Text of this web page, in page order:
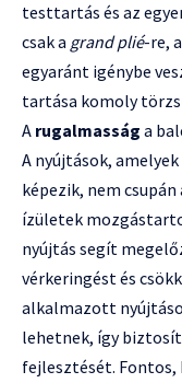
testtartás és az
csak a grand plié-re,
egyaránt igénybe
tartása komoly
A rugalmasság a
A nyújtások,
képezik, nem
ízületek
nyújtás segít
vérkeringést és
alkalmazott
lehetnek, így
fejlesztését. Fontos,